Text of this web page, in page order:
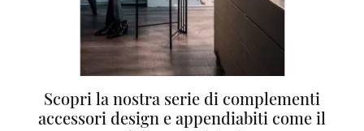
Scopri la nostra serie di complementi
accessori design e appendiabiti come il